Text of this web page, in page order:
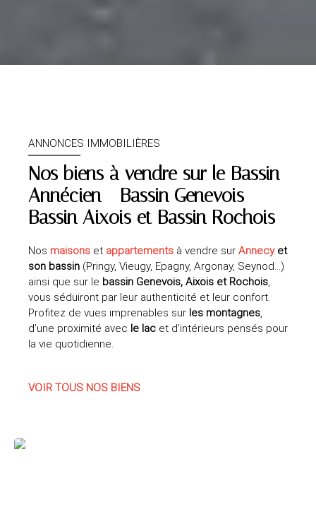
ANNONCES IMMOBILIÈRES
Nos biens à vendre sur le Bassin
Annécien - Bassin Genevois -
Bassin Aixois et Bassin Rochois
Nos maisons et appartements à vendre sur Annecyet
son bassin (Pringy, Vieugy, Epagny, Argonay, Seynod…)
ainsi que sur le bassin Genevois, Aixois et Rochois,
vous séduiront par leur authenticité et leur confort.
Profitez de vues imprenables sur les montagnes,
d’une proximité avec le lac et d’intérieurs pensés pour
la vie quotidienne.
VOIR TOUS NOS BIENS